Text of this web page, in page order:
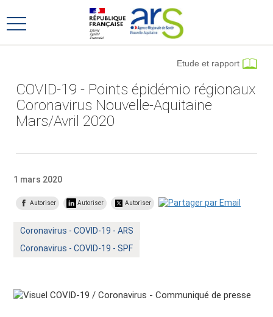
au
menu
au
contenu
Ouvrir
COVID-19 - Points épidémio régionaux
Coronavirus Nouvelle-Aquitaine
Mars/Avril 2020
Etude et rapport
1 mars 2020
Autoriser Autoriser Autoriser
Mot
:
Coronavirus - COVID-19 - ARS
Mot
Coronavirus - COVID-19 - SPF